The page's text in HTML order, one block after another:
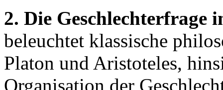
2. Die Geschlechterfrage
beleuchtet klassische
Platon und Aristoteles,
Organisation der